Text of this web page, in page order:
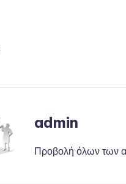
admin
Προβολή όλων των